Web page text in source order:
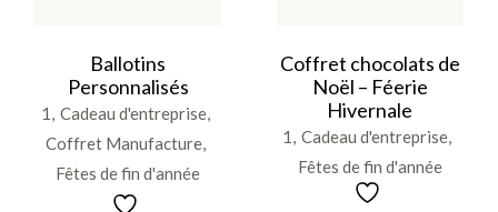
peuvent
être
choisies
sur
la
page
du
produit
Ballotins
Personnalisés
1 Cadeau d'entreprise
Coffret Manufacture
Fêtes de fin d'année
Coffret chocolats de
Noël – Féerie
Hivernale
1 Cadeau d'entreprise
Fêtes de fin d'année